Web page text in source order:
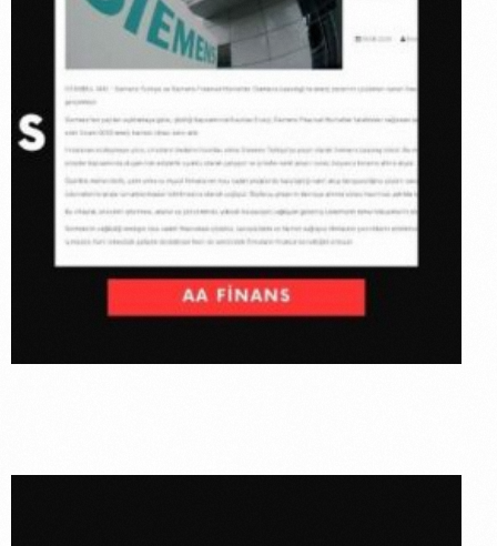
Ve İnavitas
Enerji
Arasında
Işbirliği